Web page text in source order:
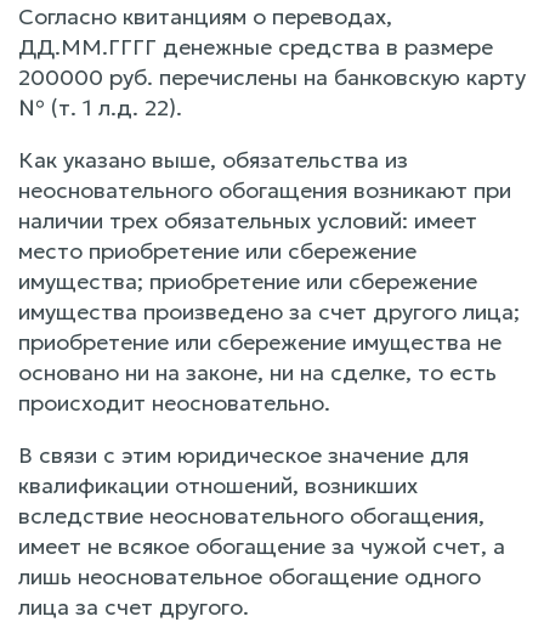
Согласно квитанциям о переводах,
ДД.ММ.ГГГГ денежные средства в размере
200000 руб. перечислены на банковскую карту
№ (т. 1 л.д. 22).
Как указано выше, обязательства из
неосновательного обогащения возникают при
наличии трех обязательных условий: имеет
место приобретение или сбережение
имущества; приобретение или сбережение
имущества произведено за счет другого лица;
приобретение или сбережение имущества не
основано ни на законе, ни на сделке, то есть
происходит неосновательно.
В связи с этим юридическое значение для
квалификации отношений, возникших
вследствие неосновательного обогащения,
имеет не всякое обогащение за чужой счет, а
лишь неосновательное обогащение одного
лица за счет другого.